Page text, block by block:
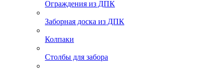
Ограждения из ДПК
Заборная доска из ДПК
Колпаки
Столбы для забора